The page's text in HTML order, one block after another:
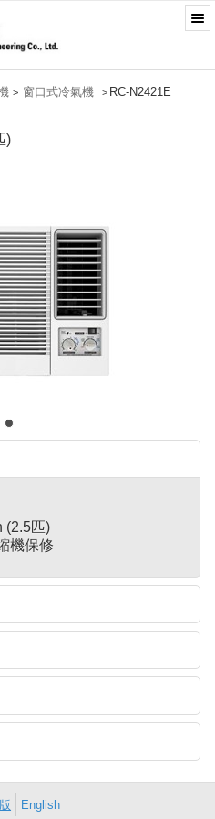
> 窗口式冷氣機 > RC-N2421E
)
(2.5匹)
機保修
English